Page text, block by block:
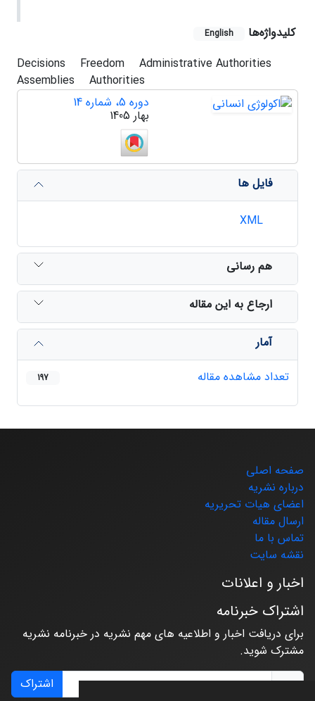
کلیدواژه‌ها English
Decisions Freedom
Administrative Authorities
Assemblies
Authorities
دوره 5، شماره 14
بهار 1405
فایل ها
هم رسانی
ارجاع به این مقاله
آمار
تعداد مشاهده مقاله
197
صفحه اصلی
درباره نشریه
اعضای هیات تحریریه
ارسال مقاله
تماس با ما
نقشه سایت
اخبار و اعلانات
اشتراک خبرنامه
برای دریافت اخبار و اطلاعیه های مهم نشریه در خبرنامه نشریه
مشترک شوید.
اشتراک